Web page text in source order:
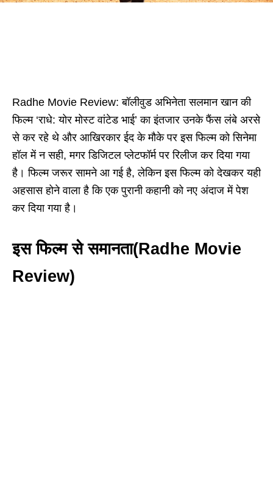
Radhe Movie Review: बॉलीवुड अभिनेता सलमान खान की
फिल्म ‘राधे: योर मोस्ट वांटेड भाई’ का इंतजार उनके फैंस लंबे अरसे
से कर रहे थे और आखिरकार ईद के मौके पर इस फिल्म को सिनेमा
हॉल में न सही, मगर डिजिटल प्लेटफॉर्म पर रिलीज कर दिया गया
है। फिल्म जरूर सामने आ गई है, लेकिन इस फिल्म को देखकर यही
अहसास होने वाला है कि एक पुरानी कहानी को नए अंदाज में पेश
कर दिया गया है।
इस फिल्म से समानता(Radhe Movie
Review)